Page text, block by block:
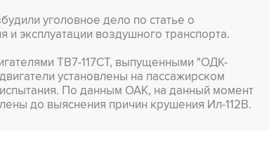
уголовное дело по статье о
эксплуатации воздушного транспорта.
ТВ7-117СТ, выпущенными "ОДК-
установлены на пассажирском
По данным ОАК, на данный момент
до выяснения причин крушения Ил-112В.